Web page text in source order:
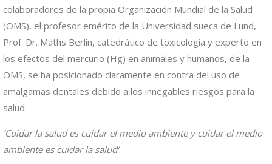
colaboradores de la propia Organización Mundial de la Salud
(OMS), el profesor emérito de la Universidad sueca de Lund,
Prof. Dr. Maths Berlin, catedrático de toxicología y experto en
los efectos del mercurio (Hg) en animales y humanos, de la
OMS, se ha posicionado claramente en contra del uso de
amalgamas dentales debido a los innegables riesgos para la
salud.
‘Cuidar la salud es cuidar el medio ambiente y cuidar el medio
ambiente es cuidar la salud’.